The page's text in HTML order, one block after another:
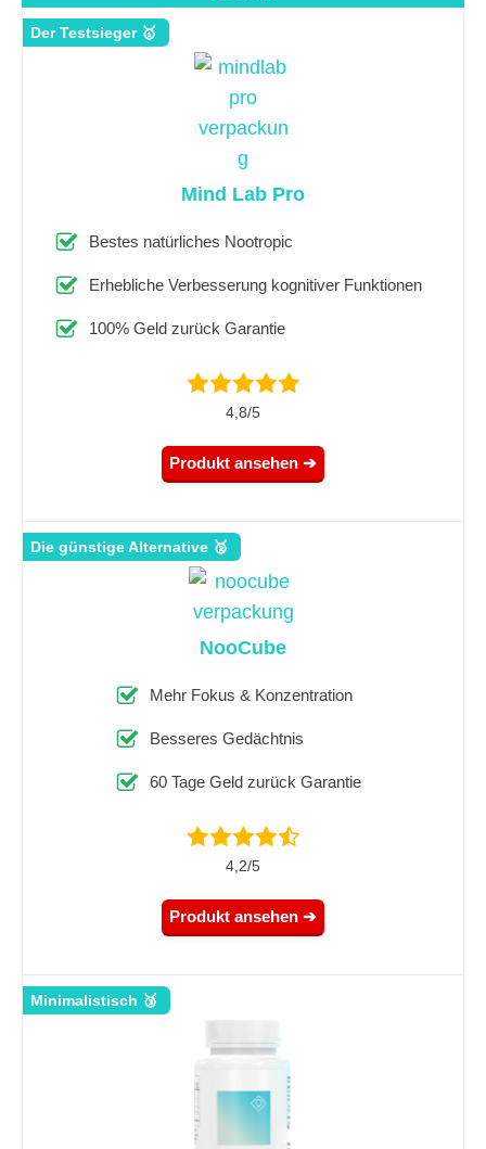
Der Testsieger 🥇
Mind Lab Pro
Bestes natürliches Nootropic
Erhebliche Verbesserung kognitiver Funktionen
100% Geld zurück Garantie
4,8/5
Produkt ansehen ➔
Die günstige Alternative 🥈
NooCube
Mehr Fokus & Konzentration
Besseres Gedächtnis
60 Tage Geld zurück Garantie
4,2/5
Produkt ansehen ➔
Minimalistisch 🥉